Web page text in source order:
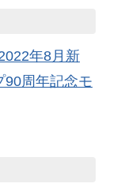
年8月新
90周年記念モ